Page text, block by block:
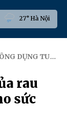
27° Hà Nội
TUYỆT VỜI CỦA RAU MÁ, DIẾP CÁ VÀ TÍA TÔ CHO SỨC KHỎE
rau
sức